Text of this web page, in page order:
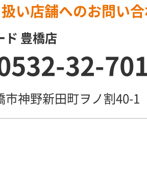
い店舗へのお問い
ド 豊橋店
32-
市神野新田町ヲノ割40-1